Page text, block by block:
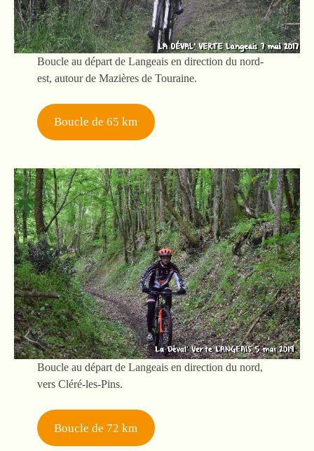
Boucle au départ de Langeais en direction du nord-
est, autour de Mazières de Touraine.
Boucle de 65 km
Boucle au départ de Langeais en direction du nord,
vers Cléré-les-Pins.
Boucle de 72 km